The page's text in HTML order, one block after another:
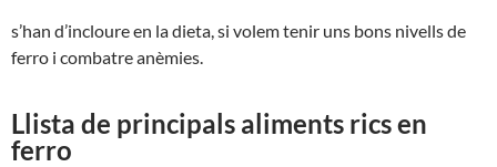
s’han d’incloure en ladieta, si volemtenir uns bons nivellsde
ferro i combatreanèmies.
Llista de principals aliments rics en
ferro